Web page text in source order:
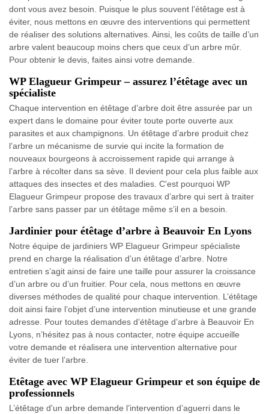
dont vous avez besoin. Puisque le plus souvent l’étêtage est à
éviter, nous mettons en œuvre des interventions qui permettent
de réaliser des solutions alternatives. Ainsi, les coûts de taille d’un
arbre valent beaucoup moins chers que ceux d’un arbre mûr.
Pour obtenir le devis, faites ainsi votre demande.
WP Elagueur Grimpeur – assurez l’étêtage avec un
spécialiste
Chaque intervention en étêtage d’arbre doit être assurée par un
expert dans le domaine pour éviter toute porte ouverte aux
parasites et aux champignons. Un étêtage d’arbre produit chez
l’arbre un mécanisme de survie qui incite la formation de
nouveaux bourgeons à accroissement rapide qui arrange à
l’arbre à récolter dans sa sève. Il devient pour cela plus faible aux
attaques des insectes et des maladies. C'est pourquoi WP
Elagueur Grimpeur propose des travaux d’arbre qui sert à traiter
l’arbre sans passer par un étêtage même s’il en a besoin.
Jardinier pour étêtage d’arbre à Beauvoir En Lyons
Notre équipe de jardiniers WP Elagueur Grimpeur spécialiste
prend en charge la réalisation d’un étêtage d’arbre. Notre
entretien s’agit ainsi de faire une taille pour assurer la croissance
d’un arbre ou d’un fruitier. Pour cela, nous mettons en œuvre
diverses méthodes de qualité pour chaque intervention. L’étêtage
doit ainsi faire l’objet d’une intervention minutieuse et une grande
adresse. Pour toutes demandes d’étêtage d’arbre à Beauvoir En
Lyons, n’hésitez pas à nous contacter, notre équipe accueille
votre demande et réalisera une intervention alternative pour
éviter de tuer l’arbre.
Etêtage avec WP Elagueur Grimpeur et son équipe de
professionnels
L’étêtage d'un arbre demande l’intervention d’aguerri dans le